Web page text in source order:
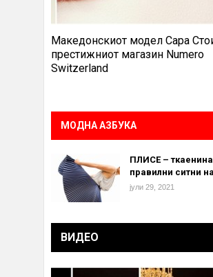
Македонскиот модел Сара
престижниот магазин Numero
Switzerland
МОДНА АЗБУКА
ПЛИСЕ –
правилни ситни
јули 29, 2021
ВИДЕО